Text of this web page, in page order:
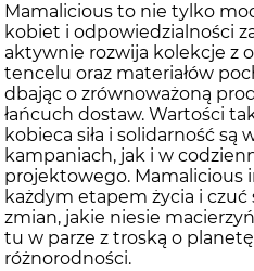
Mamalicious to nie tylko
kobiet i odpowiedzialności
aktywnie rozwija kolekcje z
tencelu oraz materiałów
dbając o zrównoważoną
łańcuch dostaw. Wartości
kobieca siła i solidarność są
kampaniach, jak i w
projektowego. Mamalicious
każdym etapem życia i czuć
zmian, jakie niesie
tu w parze z troską o
różnorodności.